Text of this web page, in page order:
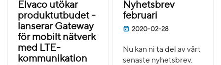
Elvaco utökar
produktutbudet -
lanserar Gateway
för mobilt nätverk
med LTE-
kommunikation
Nyhetsbrev
februari
2020-02-28
Nu kan ni ta del av vårt
senaste nyhetsbrev.